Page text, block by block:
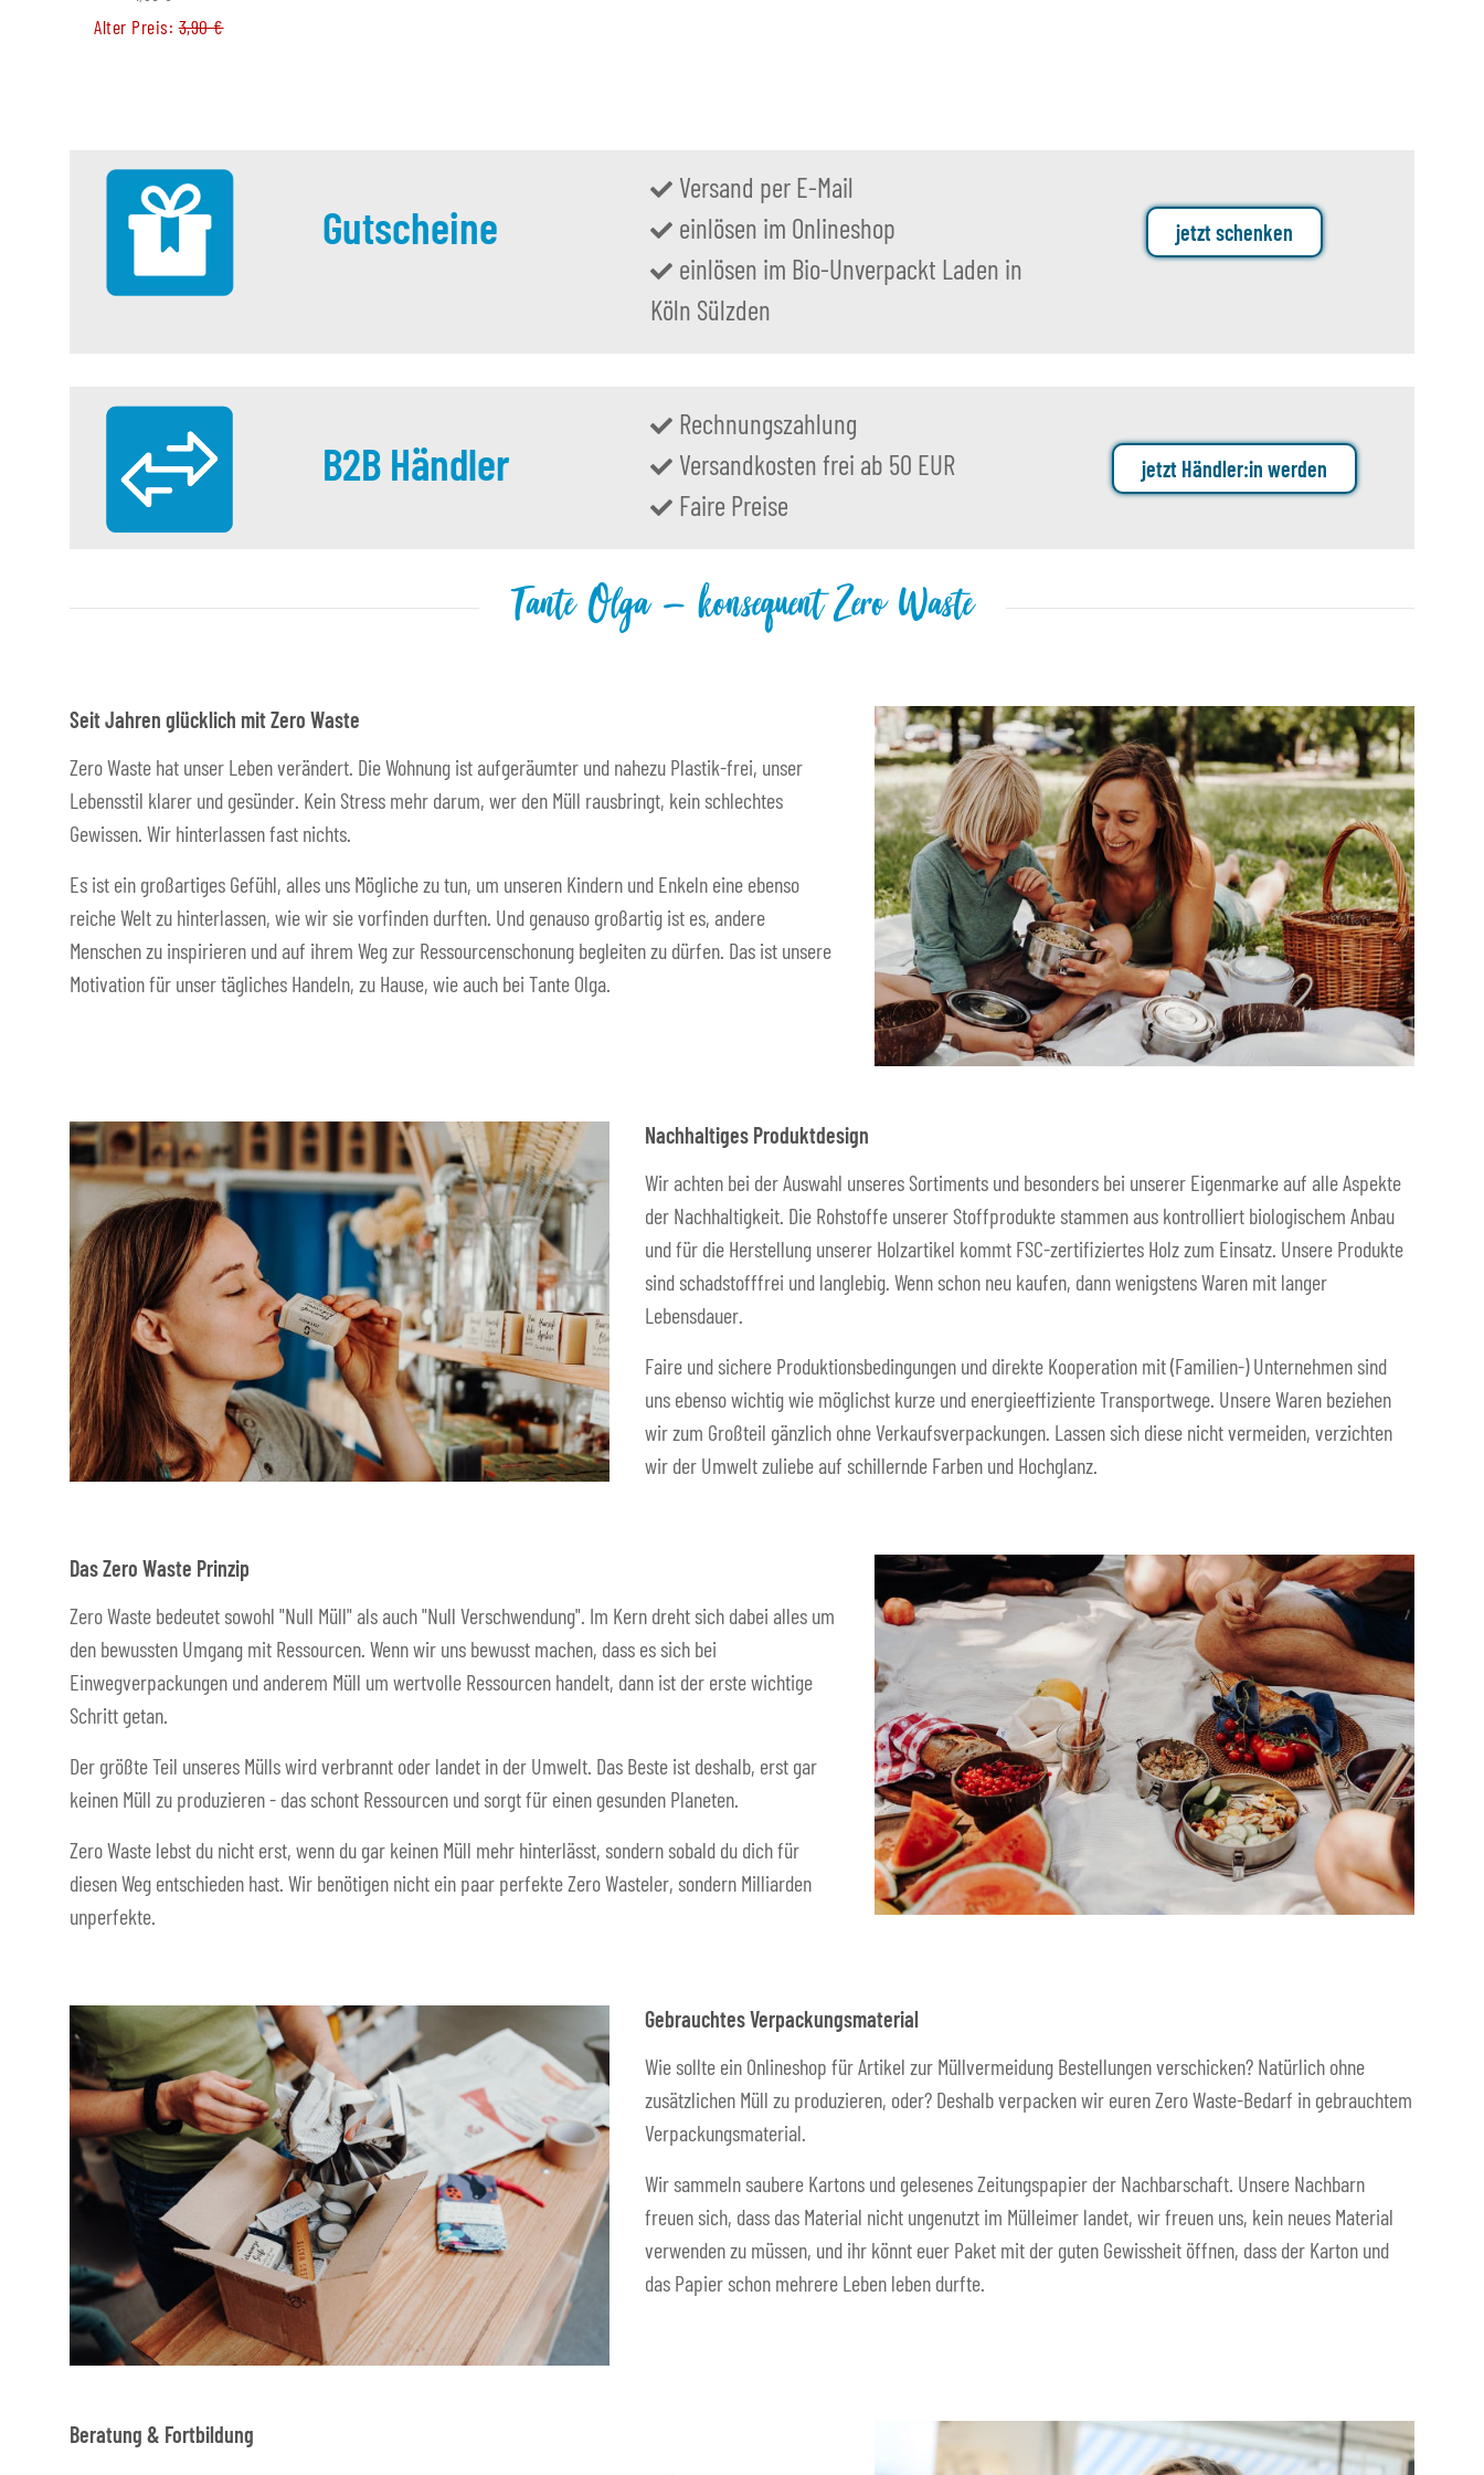
Alter Preis:3,90 €
Gutscheine
Versand per E-Mail
einlösen im Onlineshop
einlösen im Bio-Unverpackt Laden in
Köln Sülzden
jetzt schenken
B2B Händler
Rechnungszahlung
Versandkosten frei ab 50 EUR
Faire Preise
jetzt Händler:in werden
Tante Olga – konsequent Zero Waste
Seit Jahren glücklich mit Zero Waste
Zero Waste hat unser Leben verändert. Die Wohnung ist aufgeräumter und nahezu Plastik-frei, unser
Lebensstil klarer und gesünder. Kein Stress mehr darum, wer den Müll rausbringt, kein schlechtes
Gewissen. Wir hinterlassen fast nichts.
Es ist ein großartiges Gefühl, alles uns Mögliche zu tun, um unseren Kindern und Enkeln eine ebenso
reiche Welt zu hinterlassen, wie wir sie vorfinden durften. Und genauso großartig ist es, andere
Menschen zu inspirieren und auf ihrem Weg zur Ressourcenschonung begleiten zu dürfen. Das ist unsere
Motivation für unser tägliches Handeln, zu Hause, wie auch bei Tante Olga.
Nachhaltiges Produktdesign
Wir achten bei der Auswahl unseres Sortiments und besonders bei unserer Eigenmarke auf alle Aspekte
der Nachhaltigkeit. Die Rohstoffe unserer Stoffprodukte stammen aus kontrolliert biologischem Anbau
und für die Herstellung unserer Holzartikel kommt FSC-zertifiziertes Holz zum Einsatz. Unsere Produkte
sind schadstofffrei und langlebig. Wenn schon neu kaufen, dann wenigstens Waren mit langer
Lebensdauer.
Faire und sichere Produktionsbedingungen und direkte Kooperation mit (Familien-) Unternehmen sind
uns ebenso wichtig wie möglichst kurze und energieeffiziente Transportwege. Unsere Waren beziehen
wir zum Großteil gänzlich ohne Verkaufsverpackungen. Lassen sich diese nicht vermeiden, verzichten
wir der Umwelt zuliebe auf schillernde Farben und Hochglanz.
Das Zero Waste Prinzip
Zero Waste bedeutet sowohl "Null Müll" als auch "Null Verschwendung". Im Kern dreht sich dabei alles um
den bewussten Umgang mit Ressourcen. Wenn wir uns bewusst machen, dass es sich bei
Einwegverpackungen und anderem Müll um wertvolle Ressourcen handelt, dann ist der erste wichtige
Schritt getan.
Der größte Teil unseres Mülls wird verbrannt oder landet in der Umwelt. Das Beste ist deshalb, erst gar
keinen Müll zu produzieren - das schont Ressourcen und sorgt für einen gesunden Planeten.
Zero Waste lebst du nicht erst, wenn du gar keinen Müll mehr hinterlässt, sondern sobald du dich für
diesen Weg entschieden hast. Wir benötigen nicht ein paar perfekte Zero Wasteler, sondern Milliarden
unperfekte.
Gebrauchtes Verpackungsmaterial
Wie sollte ein Onlineshop für Artikel zur Müllvermeidung Bestellungen verschicken? Natürlich ohne
zusätzlichen Müll zu produzieren, oder? Deshalb verpacken wir euren Zero Waste-Bedarf in gebrauchtem
Verpackungsmaterial.
Wir sammeln saubere Kartons und gelesenes Zeitungspapier der Nachbarschaft. Unsere Nachbarn
freuen sich, dass das Material nicht ungenutzt im Mülleimer landet, wir freuen uns, kein neues Material
verwenden zu müssen, und ihr könnt euer Paket mit der guten Gewissheit öffnen, dass der Karton und
das Papier schon mehrere Leben leben durfte.
Beratung & Fortbildung